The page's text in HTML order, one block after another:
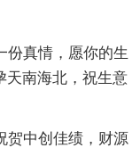
份真情，愿你的生
天南海北，祝生意
贺中创佳绩，财源